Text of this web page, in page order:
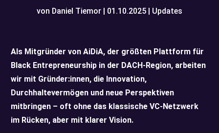
von Daniel Tiemor | 01.10.2025 | Updates
Als Mitgründer von AiDiA, der größten Plattform für
Black Entrepreneurship in der DACH-Region, arbeiten
wir mit Gründer:innen, die Innovation,
Durchhaltevermögen und neue Perspektiven
mitbringen – oft ohne das klassische VC-Netzwerk
im Rücken, aber mit klarer Vision.